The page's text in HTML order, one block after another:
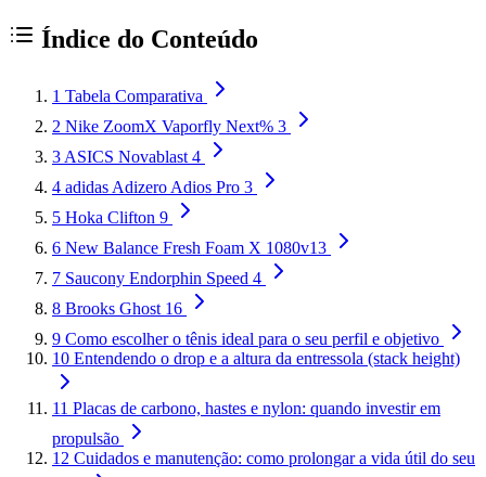
Índice do Conteúdo
1 Tabela Comparativa
2 Nike ZoomX Vaporfly Next% 3
3 ASICS Novablast 4
4 adidas Adizero Adios Pro 3
5 Hoka Clifton 9
6 New Balance Fresh Foam X 1080v13
7 Saucony Endorphin Speed 4
8 Brooks Ghost 16
9 Como escolher o tênis ideal para o seu perfil e objetivo
10 Entendendo o drop e a altura da entressola (stack height)
11 Placas de carbono, hastes e nylon: quando investir em
propulsão
12 Cuidados e manutenção: como prolongar a vida útil do seu